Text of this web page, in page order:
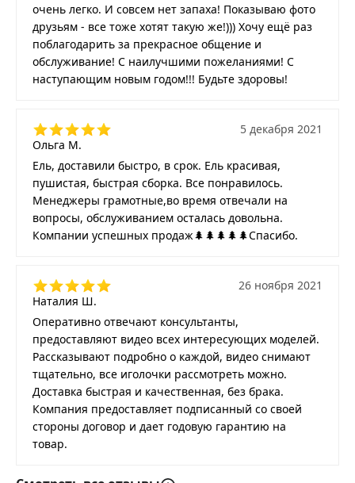
очень легко. И совсем нет запаха! Показываю фото
друзьям - все тоже хотят такую же!))) Хочу ещё раз
поблагодарить за прекрасное общение и
обслуживание! С наилучшими пожеланиями! С
наступающим новым годом!!! Будьте здоровы!
Ольга М.
5 декабря 2021
Ель, доставили быстро, в срок. Ель красивая,
пушистая, быстрая сборка. Все понравилось.
Менеджеры грамотные,во время отвечали на
вопросы, обслуживанием осталась довольна.
Компании успешных продаж🌲🌲🌲🌲🌲Спасибо.
Наталия Ш.
26 ноября 2021
Оперативно отвечают консультанты,
предоставляют видео всех интересующих моделей.
Рассказывают подробно о каждой, видео снимают
тщательно, все иголочки рассмотреть можно.
Доставка быстрая и качественная, без брака.
Компания предоставляет подписанный со своей
стороны договор и дает годовую гарантию на
товар.